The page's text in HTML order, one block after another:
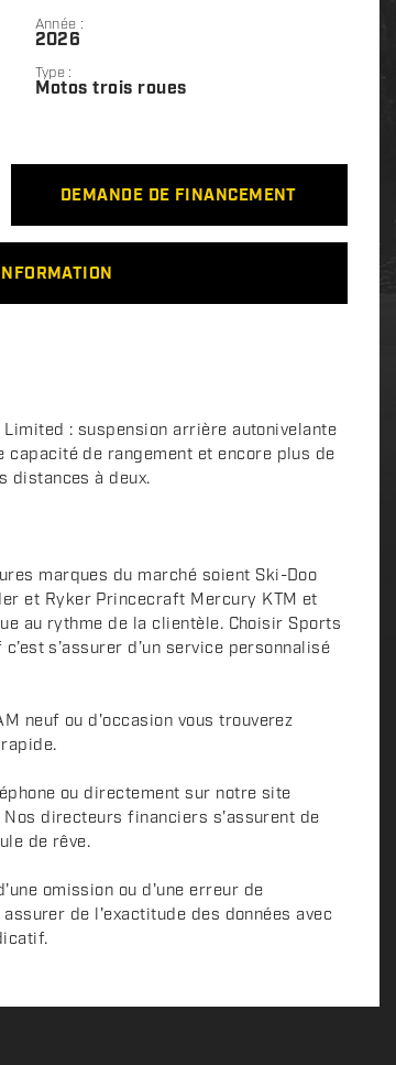
Année :
2026
Type :
Motos trois roues
DEMANDE DE FINANCEMENT
: suspension arrière autonivelante
de rangement et encore plus de
distances à deux.
marques du marché soient Ski-Doo
et Ryker Princecraft Mercury KTM et
au rythme de la clientèle. Choisir Sports
s’assurer d’un service personnalisé
neuf ou d'occasion vous trouverez
ou directement sur notre site
directeurs financiers s'assurent de
de rêve.
omission ou d'une erreur de
de l'exactitude des données avec